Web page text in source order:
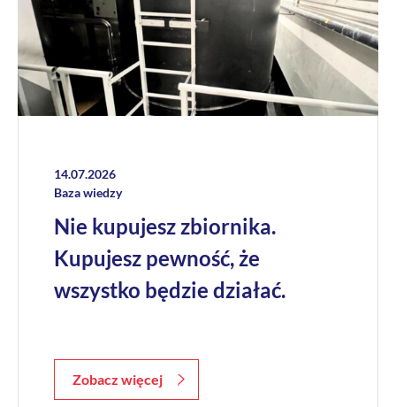
14.07.2026
Baza wiedzy
Nie kupujesz zbiornika.
Kupujesz pewność, że
wszystko będzie działać.
Zobacz więcej